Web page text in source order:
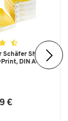
Schäfer Shop
DIN A4...
€